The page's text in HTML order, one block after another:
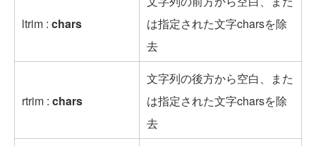
ltrim : chars
は指定された文字charsを除
去
rtrim : chars
文字列の後方から空白、また
は指定された文字charsを除
去